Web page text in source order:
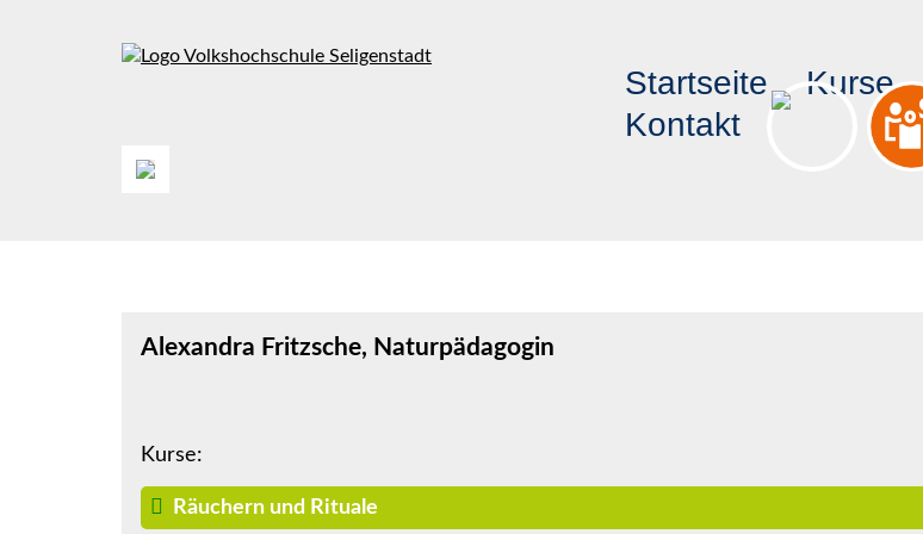
Startseite Kurse
Kontakt
Alexandra Fritzsche, Naturpädagogin
Kurse:
Räuchern und Rituale